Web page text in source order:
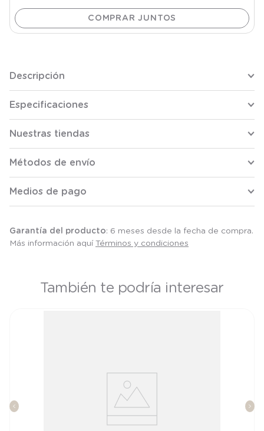
Descripción
Especificaciones
Nuestras tiendas
Métodos de envío
Medios de pago
Garantía del producto: 6 meses desde la fecha de compra.
Más información aquí Términos y condiciones
También te podría interesar